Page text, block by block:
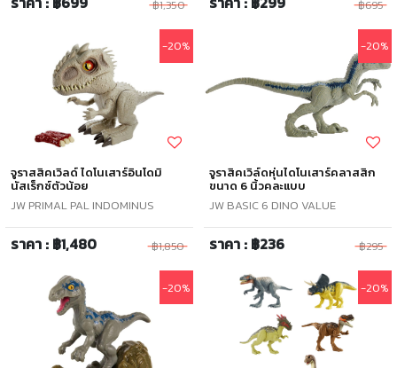
฿1,350 ฿695
-20%
จูราสสิคเวิลด์ ไดโนเสาร์อินโดมิ
นัสเร็กซ์ตัวน้อย
JW PRIMAL PAL INDOMINUS
ราคา : ฿1,480 ฿1,850
-20%
จูราสิคเวิล์ดหุ่นไดโนเสาร์คลาสสิก
ขนาด 6 นิ้วคละแบบ
JW BASIC 6 DINO VALUE
ราคา : ฿236 ฿295
-20% -20%